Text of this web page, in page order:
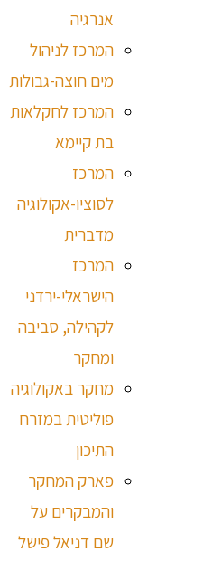
אנרגיה
המרכז לניהול
מים חוצה-גבולות
המרכז לחקלאות
בת קיימא
המרכז
לסוציו-אקולוגיה
מדברית
המרכז
הישראלי-ירדני
לקהילה, סביבה
ומחקר
מחקר באקולוגיה
פוליטית במזרח
התיכון
פארק המחקר
והמבקרים על
שם דניאל פישל